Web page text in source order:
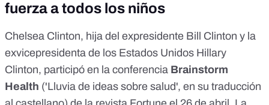
fuerza a todos los niños
Chelsea Clinton, hija del expresidente Bill Clinton y la
exvicepresidenta de los Estados Unidos Hillary
Clinton, participó en la conferencia Brainstorm
Health ('Lluvia de ideas sobre salud', en su traducción